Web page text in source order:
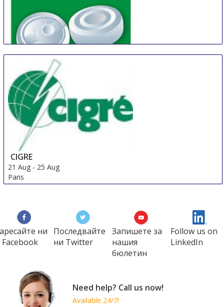
China Shanghai International Super-Capacitor
Industry Fair
21 Aug -23 Aug
Shanghai
China
CIGRE
21 Aug - 25 Aug
Paris
France
ни
Последвайте
ни Twitter
Запишете за
нашия
бюлетин
Follow us on
LinkedIn
Need help? Call us now!
Available 24/7!